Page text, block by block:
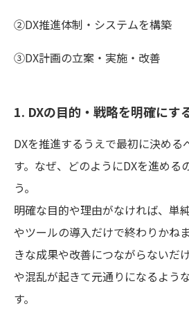
②DX推進体制・システムを構築
③DX計画の立案・実施・改善
1. DXの目的・戦略を明確にす
DXを推進するうえで最初に決める
す。なぜ、どのようにDXを進める
う。
明確な目的や理由がなければ、単
やツールの導入だけで終わりかね
きな成果や改善につながらないだ
や混乱が起きて元通りになるよう
す。